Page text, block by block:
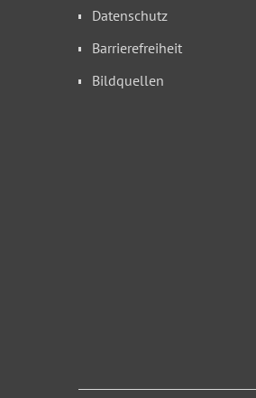
Datenschutz
Barrierefreiheit
Bildquellen